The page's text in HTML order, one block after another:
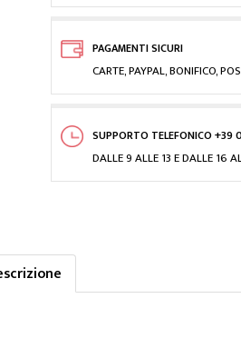
PAGAMENTI SICURI
CARTE, PAYPAL, BONIFICO,
SUPPORTO TELEFONICO +39
DALLE 9 ALLE 13 E DALLE 16